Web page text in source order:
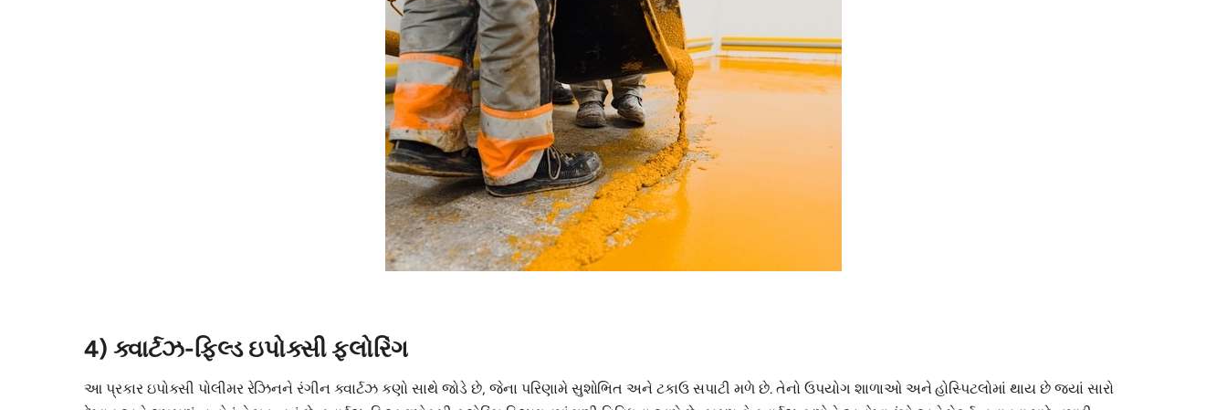
4) ક્વાર્ટઝ-ફિલ્ડ ઇપોક્સી ફ્લોરિંગ
આ પ્રકાર ઇપોક્સી પોલીમર રેઝિનને રંગીન ક્વાર્ટઝ કણો સાથે જોડે છે, જેના પરિણામે સુશોભિત અને ટકાઉ સપાટી મળે છે. તેનો ઉપયોગ શાળાઓ અને હોસ્પિટલોમાં થાય છે જ્યાં સારો